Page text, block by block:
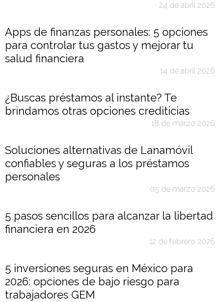
24 de abril 2026
Apps de finanzas personales: 5 opciones
para controlar tus gastos y mejorar tu
salud financiera
14 de abril 2026
¿Buscas préstamos al instante? Te
brindamos otras opciones crediticias
18 de marzo 2026
Soluciones alternativas de Lanamóvil
confiables y seguras a los préstamos
personales
05 de marzo 2026
5 pasos sencillos para alcanzar la libertad
financiera en 2026
12 de febrero 2026
5 inversiones seguras en México para
2026: opciones de bajo riesgo para
trabajadores GEM